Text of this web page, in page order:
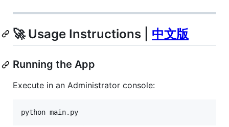
🚀 Usage Instructions | 中文版
Running the App
Execute in an Administrator console:
python main.py